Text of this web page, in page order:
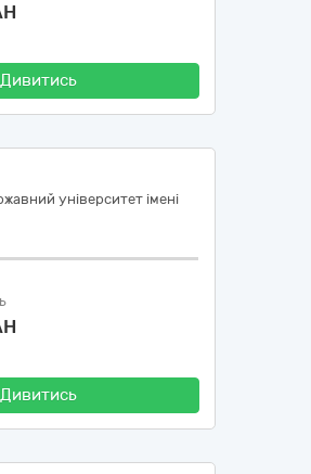
Дивитись
університет імені
Дивитись